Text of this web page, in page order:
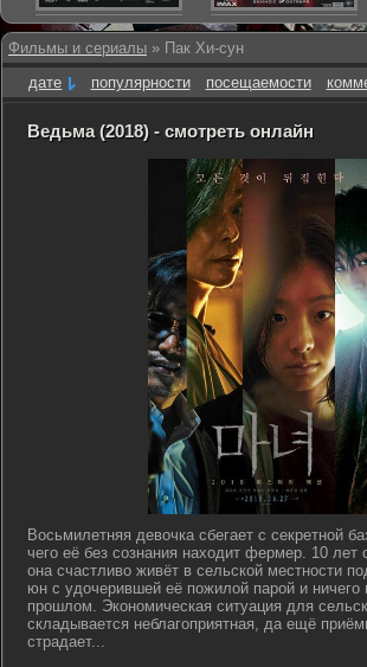
Фильмы и сериалы » Пак Хи-сун
дате
популярности посещаемости
Ведьма (2018) - смотреть онлайн
Восьмилетняя девочка сбегает с секретной
чего её без сознания находит фермер. 10 лет
она счастливо живёт в сельской местности
юн с удочерившей её пожилой парой и ничего
прошлом. Экономическая ситуация для
складывается неблагоприятная, да ещё
страдает...